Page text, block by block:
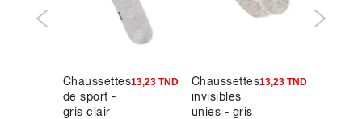
Chaussettes
de sport -
gris clair
13,23 TND
Chaussettes
invisibles
unies - gris
13,23 TND